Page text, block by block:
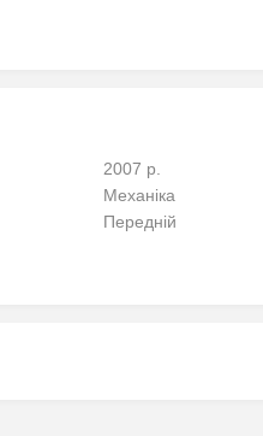
2007 р.
Механіка
Передній